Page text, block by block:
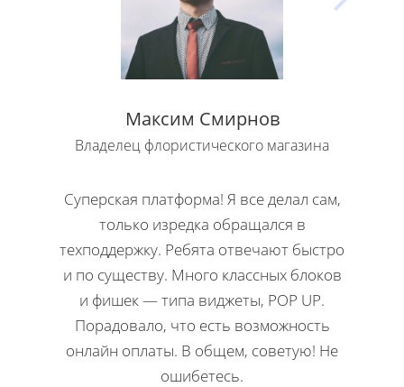
Максим Смирнов
Владелец флористического магазина
Суперская платформа! Я все делал сам,
только изредка обращался в
техподдержку. Ребята отвечают быстро
и по существу. Много классных блоков
и фишек — типа виджеты, POP UP.
Порадовало, что есть возможность
онлайн оплаты. В общем, советую! Не
ошибетесь.